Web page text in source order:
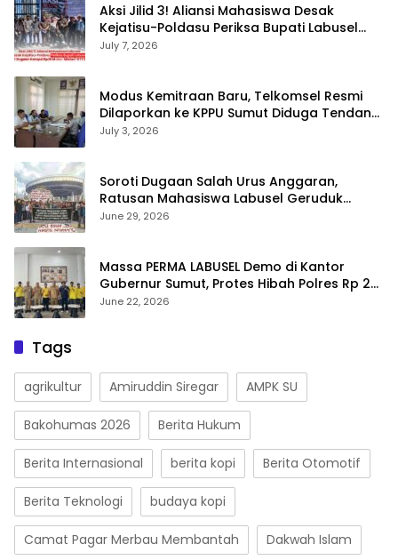
Aksi Jilid 3! Aliansi Mahasiswa Desak
Kejatisu-Poldasu Periksa Bupati Labusel
Terkait Dugaan Korupsi Rp36 M dan ‘Misteri’
July 7, 2026
Modus Kemitraan Baru, Telkomsel Resmi
Dilaporkan ke KPPU Sumut Diduga Tendang
Pengusaha Lokal!
July 3, 2026
Soroti Dugaan Salah Urus Anggaran,
Ratusan Mahasiswa Labusel Geruduk
Kantor Gubernur Sumut Desak Pengusutan
June 29, 2026
Massa PERMA LABUSEL Demo di Kantor
Gubernur Sumut, Protes Hibah Polres Rp 25
M-Desak Pilkades
June 22, 2026
Tags
agrikultur Amiruddin Siregar AMPK SU
Bakohumas 2026 Berita Hukum
Berita Internasional berita kopi Berita Otomotif
Berita Teknologi budaya kopi
Camat Pagar Merbau Membantah Dakwah Islam